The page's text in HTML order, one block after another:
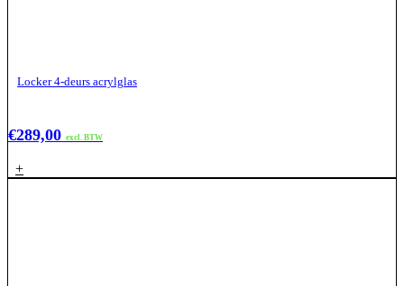
Locker 4-deurs acrylglas
€289,00 excl. BTW
+